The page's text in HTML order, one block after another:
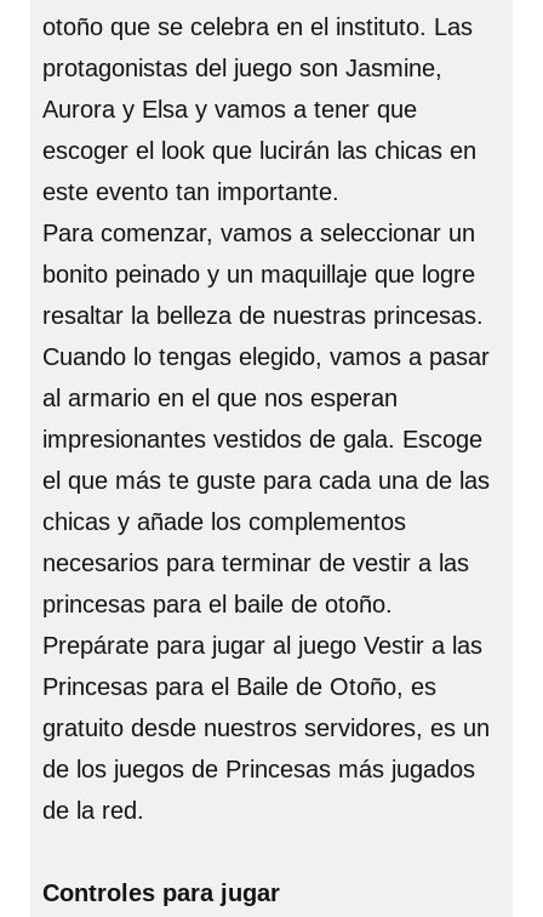
otoño que se celebra en el instituto. Las
protagonistas del juego son Jasmine,
Aurora y Elsa y vamos a tener que
escoger el look que lucirán las chicas en
este evento tan importante.
Para comenzar, vamos a seleccionar un
bonito peinado y un maquillaje que logre
resaltar la belleza de nuestras princesas.
Cuando lo tengas elegido, vamos a pasar
al armario en el que nos esperan
impresionantes vestidos de gala. Escoge
el que más te guste para cada una de las
chicas y añade los complementos
necesarios para terminar de vestir a las
princesas para el baile de otoño.
Prepárate para jugar al juego Vestir a las
Princesas para el Baile de Otoño, es
gratuito desde nuestros servidores, es un
de los juegos de Princesas más jugados
de la red.
Controles para jugar